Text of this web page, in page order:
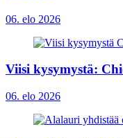
06. elo 2026
Viisi kysymystä:
06. elo 2026